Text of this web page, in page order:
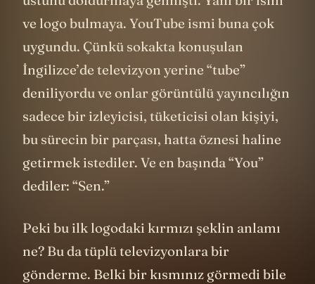
ve logo bulmaya. YouTube ismi buna çok
uygundu. Çünkü sokakta konuşulan
İngilizce’de televizyon yerine “tube”
deniliyordu ve onlar görüntülü yayıncılığın
sadece bir izleyicisi, tüketicisi olan kişiyi,
bu sürecin bir parçası, hatta öznesi haline
getirmek istediler. Ve en başında “You”
dediler: “Sen.”
Peki bu ilk logodaki kırmızı şeklin anlamı
ne? Bu da tüplü televizyonlara bir
gönderme. Belki bir kısmınız görmedi bile